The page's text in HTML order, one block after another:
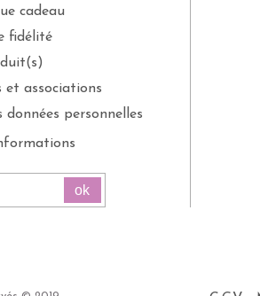
cadeau
fidélité
et associations
données personnelles
ok